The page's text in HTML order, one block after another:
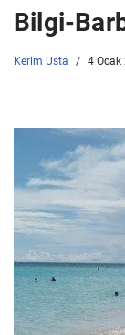
Bilgi-
Kerim Usta 4 Ocak